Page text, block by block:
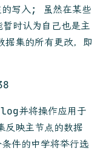
写入; 虽然在某些
时认为自己也是主
据集的所有更改，即
并将操作应用于
反映主节点的数据
件的中学将举行选